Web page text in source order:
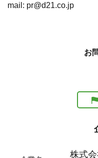
mail: pr@d21.co.jp
お
株式